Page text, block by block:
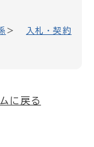
入札・契約
に戻る